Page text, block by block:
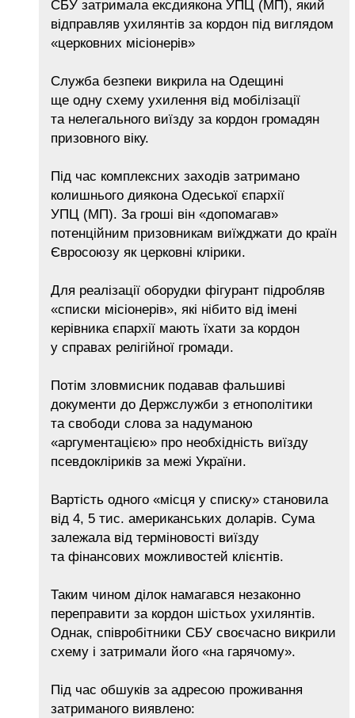
СБУ затримала ексдиякона УПЦ (МП), який
відправляв ухилянтів за кордон під виглядом
«церковних місіонерів»
Служба безпеки викрила на Одещині
ще одну схему ухилення від мобілізації
та нелегального виїзду за кордон громадян
призовного віку.
Під час комплексних заходів затримано
колишнього диякона Одеської єпархії
УПЦ (МП). За гроші він «допомагав»
потенційним призовникам виїжджати до країн
Євросоюзу як церковні клірики.
Для реалізації оборудки фігурант підробляв
«списки місіонерів», які нібито від імені
керівника єпархії мають їхати за кордон
у справах релігійної громади.
Потім зловмисник подавав фальшиві
документи до Держслужби з етнополітики
та свободи слова за надуманою
«аргументацією» про необхідність виїзду
псевдокліриків за межі України.
Вартість одного «місця у списку» становила
від 4, 5 тис. американських доларів. Сума
залежала від терміновості виїзду
та фінансових можливостей клієнтів.
Таким чином ділок намагався незаконно
переправити за кордон шістьох ухилянтів.
Однак, співробітники СБУ своєчасно викрили
схему і затримали його «на гарячому».
Під час обшуків за адресою проживання
затриманого виявлено: